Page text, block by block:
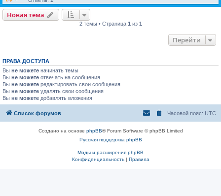
Новая тема
2 темы • Страница 1 из 1
Перейти
ПРАВА ДОСТУПА
Вы не можете начинать темы
Вы не можете отвечать на сообщения
Вы не можете редактировать свои сообщения
Вы не можете удалять свои сообщения
Вы не можете добавлять вложения
Список форумов Часовой пояс: UTC
Создано на основе phpBB® Forum Software © phpBB Limited
Русская поддержка phpBB
Моды и расширения phpBB
Конфиденциальность| Правила